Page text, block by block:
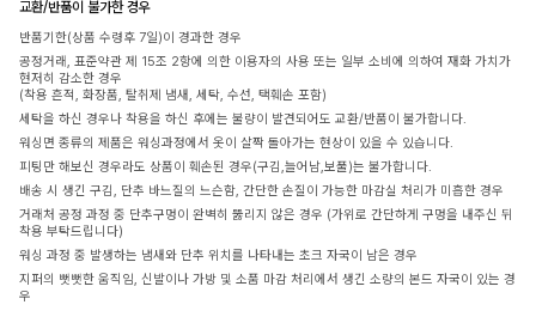
교환/반품이 불가한 경우
반품기한(상품 수령후 7일)이 경과한 경우
공정거래, 표준약관 제 15조 2항에 의한 이용자의 사용 또는 일부 소비에 의하여 재화 가치가
현저히 감소한 경우
(착용 흔적, 화장품, 탈취제 냄새, 세탁, 수선, 택훼손 포함)
세탁을 하신 경우나 착용을 하신 후에는 불량이 발견되어도 교환/반품이 불가합니다.
워싱면 종류의 제품은 워싱과정에서 옷이 살짝 돌아가는 현상이 있을 수 있습니다.
피팅만 해보신 경우라도 상품이 훼손된 경우(구김,늘어남,보풀)는 불가합니다.
배송 시 생긴 구김, 단추 바느질의 느슨함, 간단한 손질이 가능한 마감실 처리가 미흡한 경우
거래처 공정 과정 중 단추구멍이 완벽히 뚫리지 않은 경우 (가위로 간단하게 구멍을 내주신 뒤
착용 부탁드립니다)
워싱 과정 중 발생하는 냄새와 단추 위치를 나타내는 초크 자국이 남은 경우
지퍼의 뻣뻣한 움직임, 신발이나 가방 및 소품 마감 처리에서 생긴 소량의 본드 자국이 있는 경
우